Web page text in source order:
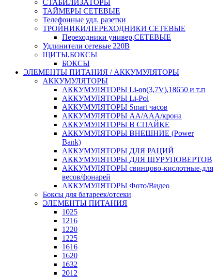
СТАБИЛИЗАТОРЫ
ТАЙМЕРЫ СЕТЕВЫЕ
Телефонные удл. разетки
ТРОЙНИКИ/ПЕРЕХОДНИКИ СЕТЕВЫЕ
Переходники универ,СЕТЕВЫЕ
Удлинители сетевые 220В
ЩИТЫ,БОКСЫ
БОКСЫ
ЭЛЕМЕНТЫ ПИТАНИЯ / АККУМУЛЯТОРЫ
АККУМУЛЯТОРЫ
АККУМУЛЯТОРЫ Li-on(3,7V),18650 и т.п
АККУМУЛЯТОРЫ Li-Pol
АККУМУЛЯТОРЫ Smart часов
АККУМУЛЯТОРЫ АА/ААА/крона
АККУМУЛЯТОРЫ В СПАЙКЕ
АККУМУЛЯТОРЫ ВНЕШНИЕ (Power
Bank)
АККУМУЛЯТОРЫ ДЛЯ РАЦИЙ
АККУМУЛЯТОРЫ ДЛЯ ШУРУПОВЕРТОВ
АККУМУЛЯТОРЫ свинцово-кислотные-для
весов/фонарей
АККУМУЛЯТОРЫ Фото/Видео
Боксы для батареек/отсеки
ЭЛЕМЕНТЫ ПИТАНИЯ
1025
1216
1220
1225
1616
1620
1632
2012